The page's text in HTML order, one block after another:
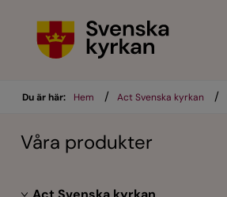
Du är här: Hem / Act Svenska kyrkan /
Våra produkter